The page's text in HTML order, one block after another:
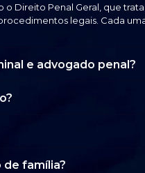
o Direito Penal Geral, que
legais. Cada
e advogado penal?
família?